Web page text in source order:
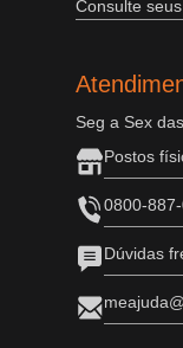
Consulte
Seg a Sex
Postos
0800-
Dúvidas